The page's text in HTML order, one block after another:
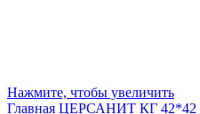
Нажмите, чтобы увеличить
Главная ЦЕРСАНИТ КГ 42*42